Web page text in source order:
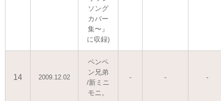
ソング
カバー
集〜』
に収録)
14 2009.12.02
ペンペ
ン兄弟
/新ミニ
モニ。
- - -